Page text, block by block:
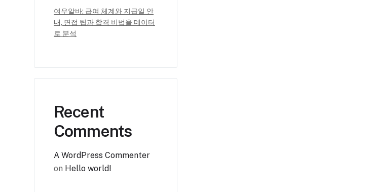
여우알바: 급여 체계와 지급일 안
내, 면접 팁과 합격 비법을 데이터
로 분석
Recent
Comments
A WordPress Commenter
on Hello world!